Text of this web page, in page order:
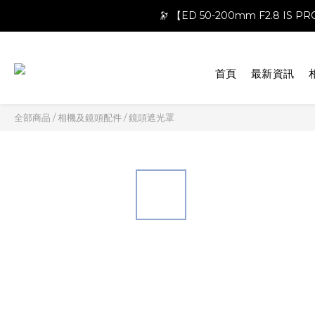
🔭 【ED 50-200mm F2.8 IS
首頁 最新資訊
全部商品 /相機及鏡頭配件/鏡頭遮光罩